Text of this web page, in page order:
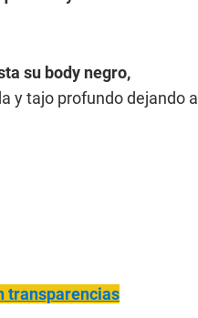
su body negro,
y tajo profundo dejando a
transparencias